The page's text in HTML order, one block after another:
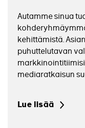
Autamme sinua
kehittämistä.
puhuttelutavan
mediaratkaisun
Lue lisää